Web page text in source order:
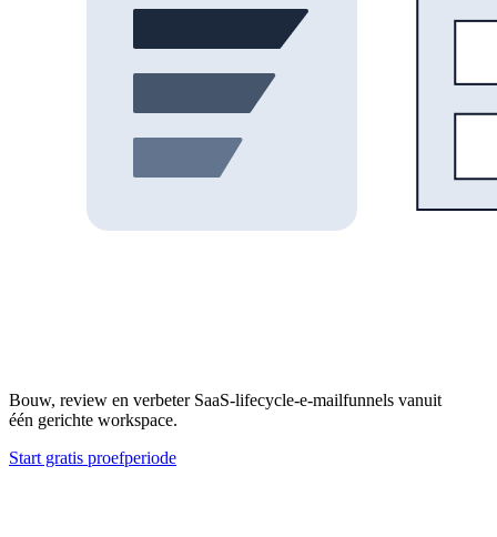
Bouw, review en verbeter SaaS-lifecycle-e-mailfunnels vanuit
één gerichte workspace.
Start gratis proefperiode